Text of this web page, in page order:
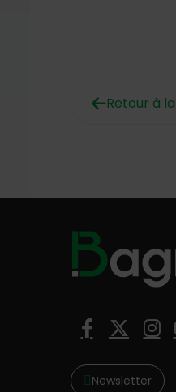
Retour à
Nous suivre
X
Newsletter